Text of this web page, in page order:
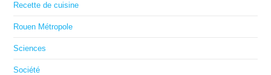
Recette de cuisine
Rouen Métropole
Sciences
Société